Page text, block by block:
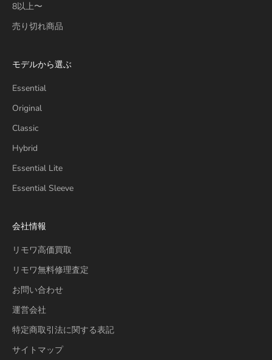
8以上〜
売り切れ商品
モデルから選ぶ
Essential
Original
Classic
Hybrid
Essential Lite
Essential Sleeve
会社情報
リモワ高価買取
リモワ無料修理査定
お問い合わせ
運営会社
特定商取引法に関する表記
サイトマップ